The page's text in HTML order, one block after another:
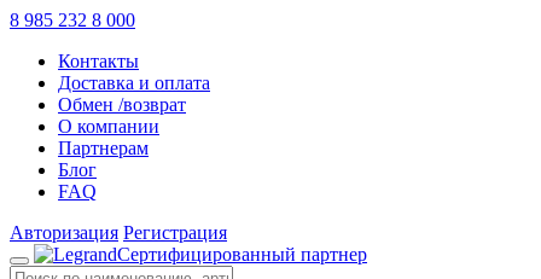
8 985 232 8 000
Контакты
Доставка и оплата
Обмен /возврат
О компании
Партнерам
Блог
FAQ
Авторизация Регистрация
Сертифицированный партнер